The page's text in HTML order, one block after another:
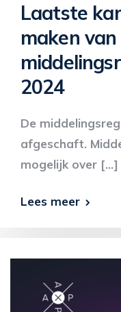
Laatste
maken van
2024
De
afgeschaft.
mogelijk over […]
Lees meer